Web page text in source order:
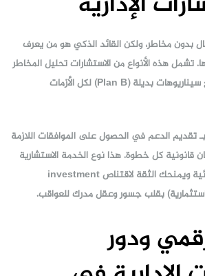
بدون مخاطر، ولكن القائد الذكي هو من يعرف
تشمل هذه الأنواع من الاستشارات تحليل المخاطر
المالية والتشغيلية ووضع سيناريوهات بديلة (Plan B) لكل الأزمات
تقديم الدعم في الحصول على الموافقات اللازمة
قانونية كل خطوة. هذا نوع الخدمة الاستشارية
يحميك من الخسائر الفجائية ويمنحك الثقة لاقتناص investment
ودور